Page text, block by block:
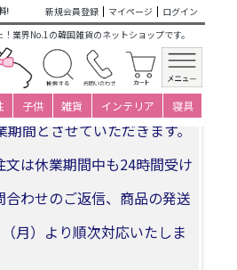
! 新規会員登録 マイページ
ログイン
業界No.1の韓国雑貨のネットショップです。
子供 雑貨 インテリア 寝具
貨 日用品・文房具>メッセージ
カード(韓服) パジチョゴリ・男児22
知らせ
年8月11日(火)〜2026年8月
間とさせていただきます。
文は休業期間中も24時間受け
合わせのご返信、商品の発送
月）より順次対応いたしま